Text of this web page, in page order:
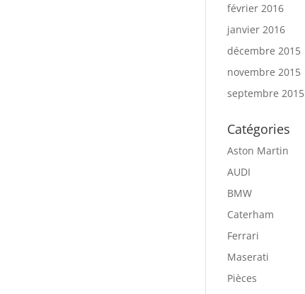
février 2016
janvier 2016
décembre 2015
novembre 2015
septembre 2015
Catégories
Aston Martin
AUDI
BMW
Caterham
Ferrari
Maserati
Pièces